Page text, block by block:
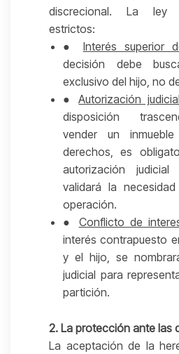
discrecional. La ley
estrictos:
● Interés superior
decisión debe
exclusivo del hijo, no
●Autorización judicial
disposición
vender un
derechos, es
autorización
validará la
operación.
● Conflicto de
interés contrapuesto
y el hijo, se
judicial para
partición.
2. La protección ante las
La aceptación de la